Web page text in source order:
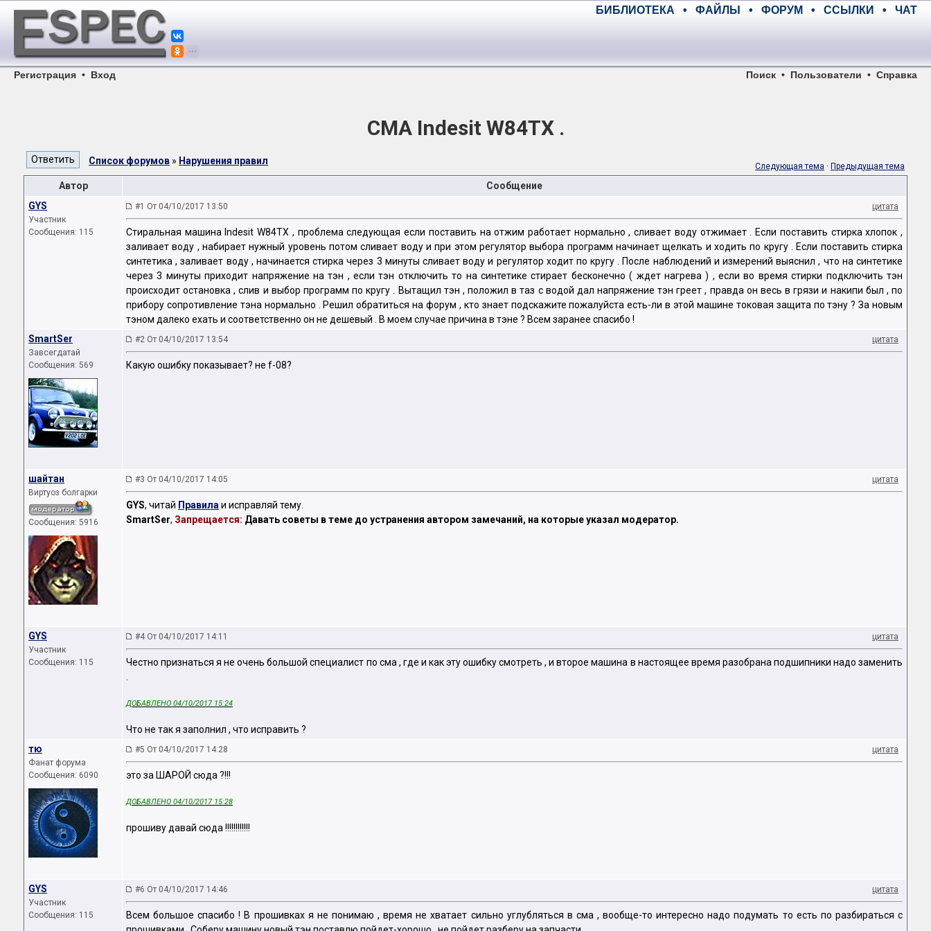
БИБЛИОТЕКА • ФАЙЛЫ • ФОРУМ • ССЫЛКИ • ЧАТ
Регистрация • Вход Поиск • Пользователи • Справка
СМА Indesit W84TX .
Список форумов » Нарушения правил Следующая тема · Предыдущая тема
Автор
Сообщение
GYS
Участник
Сообщения: 115
#1 От 04/10/2017 13:50 цитата
Стиральная машина Indesit W84TX , проблема следующая если поставить на отжим работает нормально , сливает воду отжимает . Если поставить стирка хлопок ,
заливает воду , набирает нужный уровень потом сливает воду и при этом регулятор выбора программ начинает щелкать и ходить по кругу . Если поставить стирка
синтетика , заливает воду , начинается стирка через 3 минуты сливает воду и регулятор ходит по кругу . После наблюдений и измерений выяснил , что на синтетике
через 3 минуты приходит напряжение на тэн , если тэн отключить то на синтетике стирает бесконечно ( ждет нагрева ) , если во время стирки подключить тэн
происходит остановка , слив и выбор программ по кругу . Вытащил тэн , положил в таз с водой дал напряжение тэн греет , правда он весь в грязи и накипи был , по
прибору сопротивление тэна нормально . Решил обратиться на форум , кто знает подскажите пожалуйста есть-ли в этой машине токовая защита по тэну ? За новым
тэном далеко ехать и соответственно он не дешевый . В моем случае причина в тэне ? Всем заранее спасибо !
SmartSer
Завсегдатай
Сообщения: 569
#2 От 04/10/2017 13:54 цитата
Какую ошибку показывает? не f-08?
шайтан
Виртуоз болгарки
Сообщения: 5916
#3 От 04/10/2017 14:05 цитата
GYS, читай Правилаи исправляй тему.
SmartSer, Запрещается: Давать советы в теме до устранения автором замечаний, на которые указал модератор.
GYS
Участник
Сообщения: 115
#4 От 04/10/2017 14:11 цитата
Честно признаться я не очень большой специалист по сма , где и как эту ошибку смотреть , и второе машина в настоящее время разобрана подшипники надо заменить
.
ДОБАВЛЕНО 04/10/2017 15:24
Что не так я заполнил , что исправить ?
тю
Фанат форума
Сообщения: 6090
#5 От 04/10/2017 14:28 цитата
это за ШАРОЙ сюда ?!!!
ДОБАВЛЕНО 04/10/2017 15:28
прошиву давай сюда !!!!!!!!!!!!
GYS
Участник
Сообщения: 115
#6 От 04/10/2017 14:46 цитата
Всем большое спасибо ! В прошивках я не понимаю , время не хватает сильно углубляться в сма , вообще-то интересно надо подумать то есть по разбираться с